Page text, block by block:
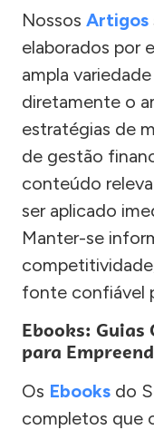
Nossos Artigos
elaborados por
ampla
diretamente o
estratégias de
de gestão
conteúdo
ser aplicado
Manter-se
fonte confiável
Ebooks:
para
Os Ebooks do
completos que